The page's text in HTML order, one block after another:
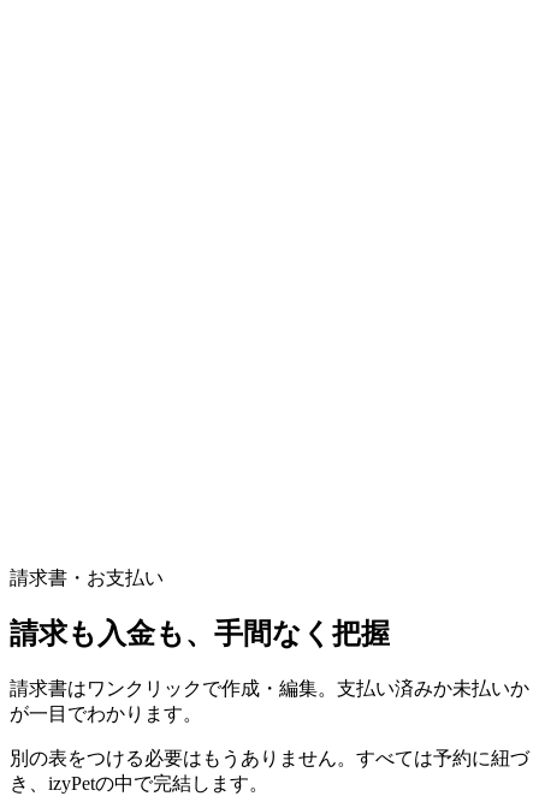
請求書・お支払い
請求も入金も、手間なく把握
請求書はワンクリックで作成・編集。支払い済みか未払いか
が一目でわかります。
別の表をつける必要はもうありません。すべては予約に紐づ
き、izyPetの中で完結します。